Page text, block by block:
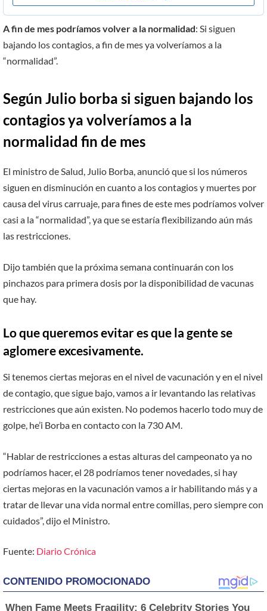
A fin de mes podríamos volver a la normalidad: Si siguen
bajando los contagios, a fin de mes ya volveríamos a la
“normalidad”.
Según Julio borba si siguen bajando los
contagios ya volveríamos a la
normalidad fin de mes
El ministro de Salud, Julio Borba, anunció que si los números
siguen en disminución en cuanto a los contagios y muertes por
causa del virus carruaje, para fines de este mes podríamos volver
casi a la “normalidad”, ya que se estaría flexibilizando aún más
las restricciones.
Dijo también que la próxima semana continuarán con los
pinchazos para primera dosis por la disponibilidad de vacunas
que hay.
Lo que queremos evitar es que la gente se
aglomere excesivamente.
Si tenemos ciertas mejoras en el nivel de vacunación y en el nivel
de contagio, que sigue bajo, vamos a ir levantando las relativas
restricciones que aún existen. No podemos hacerlo todo muy de
golpe, he’i Borba en contacto con la 730 AM.
“Hablar de restricciones a estas alturas del campeonato ya no
podríamos hacer, el 28 podríamos tener novedades, si hay
ciertas mejoras en la vacunación vamos a ir habilitando más y a
tratar de llevar una vida normal entre comillas, pero siempre con
cuidados”, dijo el Ministro.
Fuente: Diario Crónica